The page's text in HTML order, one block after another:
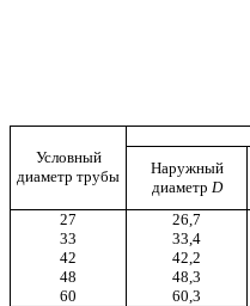
Условный
диаметр трубы
Наружный
диаметр D
27 26,7
33
33,4
42
42,2
48
48,3
60
60,3